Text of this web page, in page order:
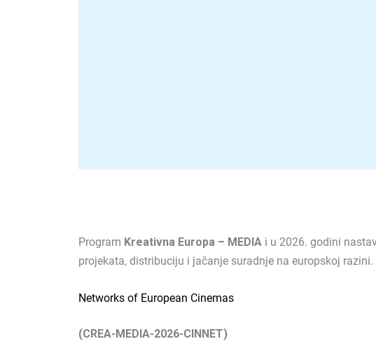
Program Kreativna Europa – MEDIA i u 2026. godini
projekata, distribuciju i jačanje suradnje na europskoj
Networks of European Cinemas
(CREA-MEDIA-2026-CINNET)